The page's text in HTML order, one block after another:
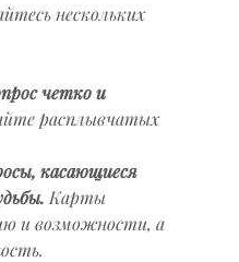
нескольких
четко и
расплывчатых
касающиеся
Карты
и возможности, а